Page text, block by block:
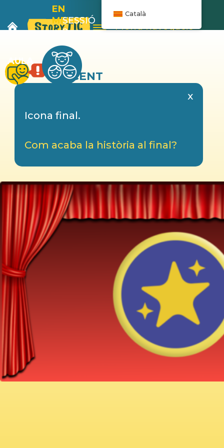
EN
MELOIX
I LA
BANYERA
SESSIÓ
2
Menú navegació
AULA
DOCENT
x
Icona final.
Com acaba la història al final?
Català